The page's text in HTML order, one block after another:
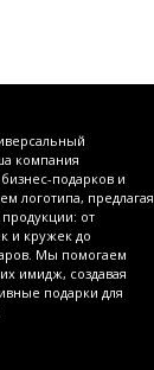
компания
подарков и
логотипа, предлагая
от
и кружек до
Мы помогаем
имидж, создавая
подарки для